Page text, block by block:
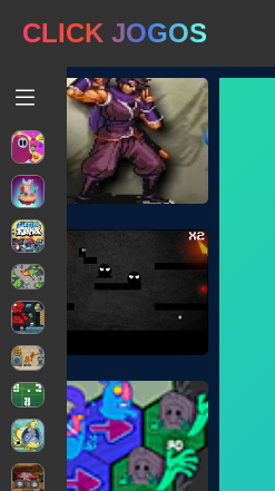
CLICK JOGOS